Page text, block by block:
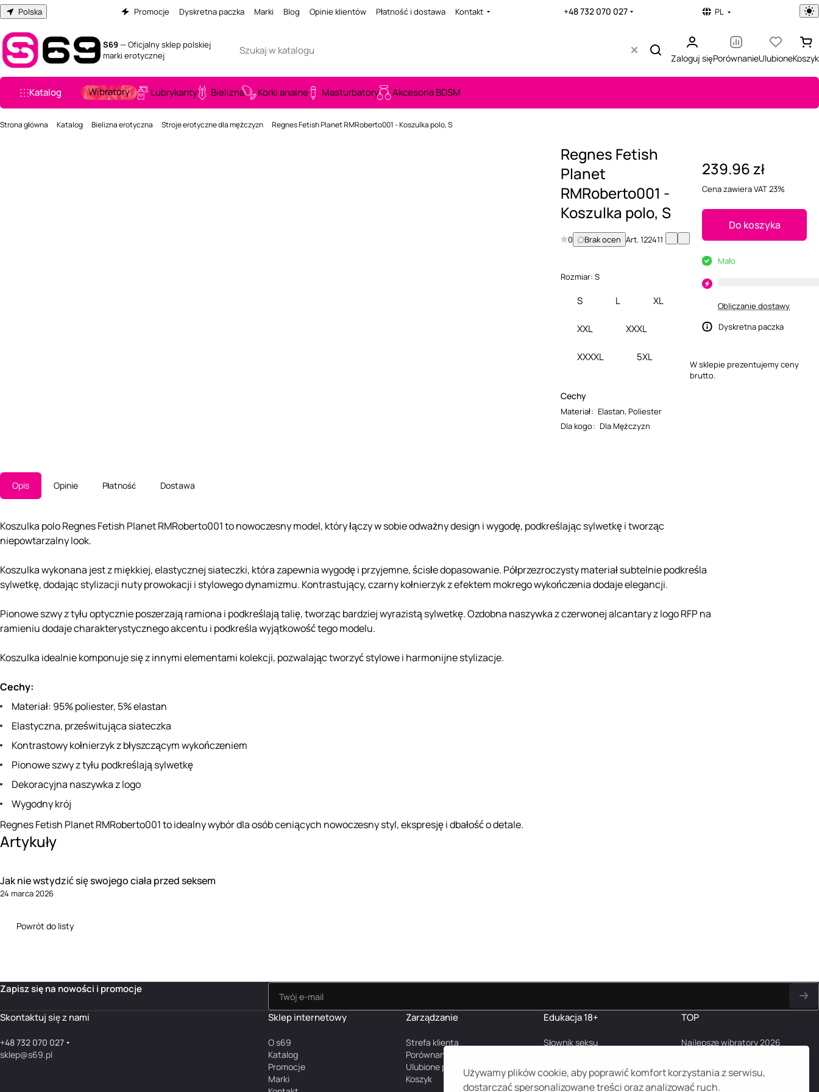
Używamy plików cookie, aby poprawić komfort korzystania z serwisu,
dostarczać spersonalizowane treści oraz analizować ruch.
Polska Promocje Dyskretna paczka Marki Blog Opinie klientów Płatność i dostawa Kontakt +48 732 070 027 PL
S69— Oficjalny sklep polskiej
marki erotycznej
Zaloguj sięPorównanieUlubioneKoszyk
Katalog Wibratory Lubrykanty Bielizna Korki analne Masturbatory Akcesoria BDSM
Strona główna Katalog Bielizna erotyczna Stroje erotyczne dla mężczyzn Regnes Fetish Planet RMRoberto001 - Koszulka polo, S
Regnes Fetish
Planet
RMRoberto001 -
Koszulka polo, S
0 Brak ocen Art.122411
Rozmiar: S
S L XL
XXL XXXL
XXXXL 5XL
Cechy
Materiał: Elastan, Poliester
Dla kogo: Dla Mężczyzn
239.96 zł
Cena zawiera VAT 23%
Do koszyka
Mało
Obliczanie dostawy
Dyskretna paczka
W sklepie prezentujemy ceny
brutto.
Opis Opinie Płatność Dostawa
Koszulka polo Regnes Fetish Planet RMRoberto001 to nowoczesny model, który łączy w sobie odważny design i wygodę, podkreślając sylwetkę i tworząc
niepowtarzalny look.
Koszulka wykonana jest z miękkiej, elastycznej siateczki, która zapewnia wygodę i przyjemne, ścisłe dopasowanie. Półprzezroczysty materiał subtelnie podkreśla
sylwetkę, dodając stylizacji nuty prowokacji i stylowego dynamizmu. Kontrastujący, czarny kołnierzyk z efektem mokrego wykończenia dodaje elegancji.
Pionowe szwy z tyłu optycznie poszerzają ramiona i podkreślają talię, tworząc bardziej wyrazistą sylwetkę. Ozdobna naszywka z czerwonej alcantary z logo RFP na
ramieniu dodaje charakterystycznego akcentu i podkreśla wyjątkowość tego modelu.
Koszulka idealnie komponuje się z innymi elementami kolekcji, pozwalając tworzyć stylowe i harmonijne stylizacje.
Cechy:
Materiał: 95% poliester, 5% elastan
Elastyczna, prześwitująca siateczka
Kontrastowy kołnierzyk z błyszczącym wykończeniem
Pionowe szwy z tyłu podkreślają sylwetkę
Dekoracyjna naszywka z logo
Wygodny krój
Regnes Fetish Planet RMRoberto001 to idealny wybór dla osób ceniących nowoczesny styl, ekspresję i dbałość o detale.
Artykuły
Jak nie wstydzić się swojego ciała przed seksem
24 marca 2026
Powrót do listy
Zapisz się na nowości i promocje
Skontaktuj się z nami
+48 732 070 027
sklep@s69.pl
Sklep internetowy
O s69
Katalog
Promocje
Marki
Zarządzanie
Strefa klienta
Porównanie produktów
Ulubione produkty
Koszyk
Edukacja 18+
Słownik seksu
Blog
TOP
Najlepsze wibratory 2026